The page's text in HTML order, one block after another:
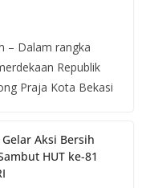
– Dalam rangka
Republik
Praja Kota Bekasi
Aksi Bersih
HUT ke-81